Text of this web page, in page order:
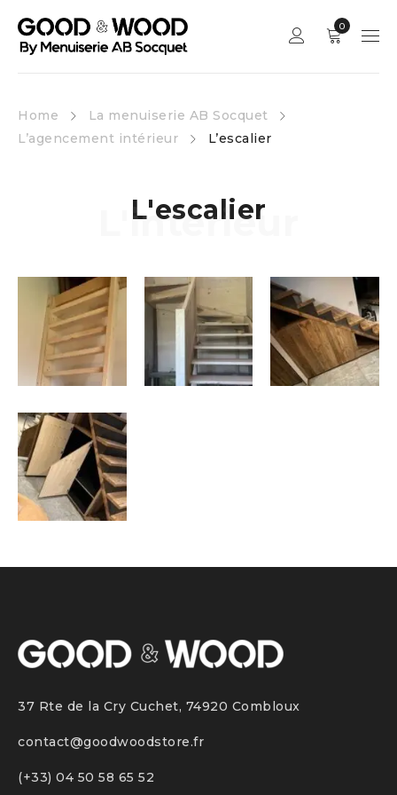
0
Home
La menuiserie AB Socquet
L’agencement intérieur
L’escalier
L'escalier
L'intérieur
37 Rte de la Cry Cuchet, 74920 Combloux
contact@goodwoodstore.fr
(+33) 04 50 58 65 52